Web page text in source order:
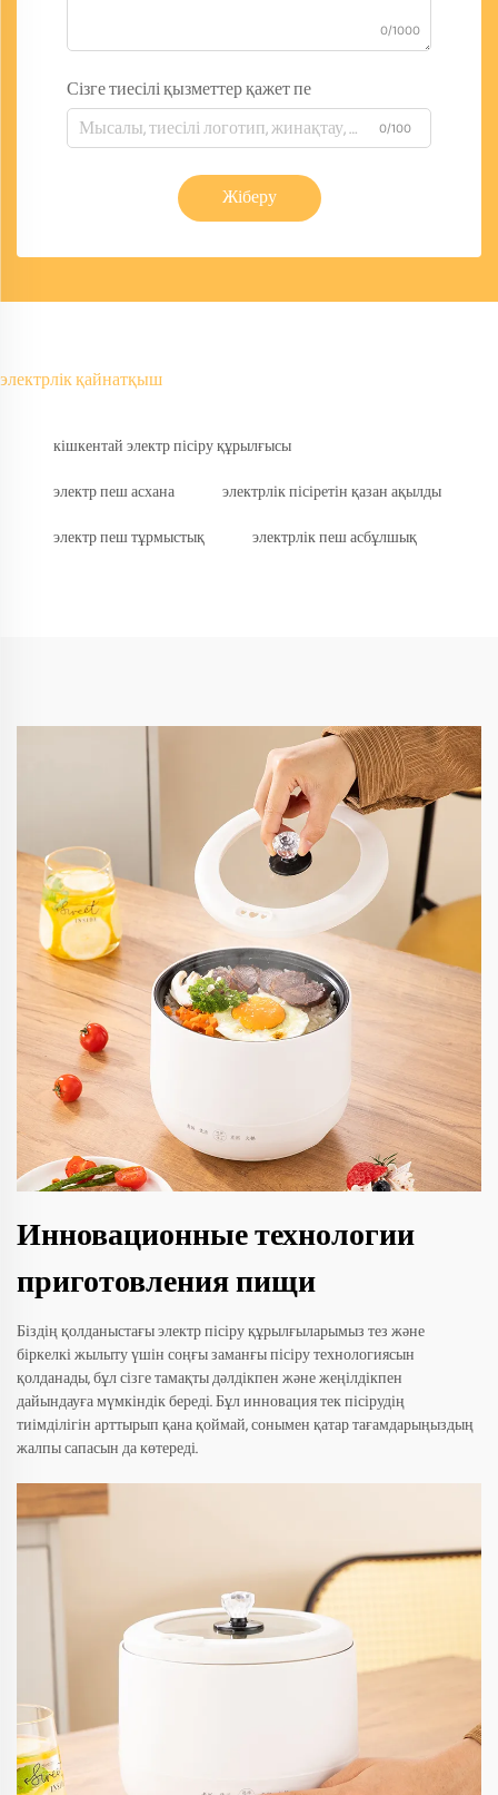
0/1000
Сізге тиесілі қызметтер қажет пе
0/100
Жіберу
электрлік қайнатқыш
кішкентай электр пісіру құрылғысы
электр пеш асхана
электрлік пісіретін қазан ақылды
электр пеш тұрмыстық
электрлік пеш асбұлшық
Инновационные технологии
приготовления пищи
Біздің қолданыстағы электр пісіру құрылғыларымыз тез және
біркелкі жылыту үшін соңғы заманғы пісіру технологиясын
қолданады, бұл сізге тамақты дәлдікпен және жеңілдікпен
дайындауға мүмкіндік береді. Бұл инновация тек пісірудің
тиімділігін арттырып қана қоймай, сонымен қатар тағамдарыңыздың
жалпы сапасын да көтереді.